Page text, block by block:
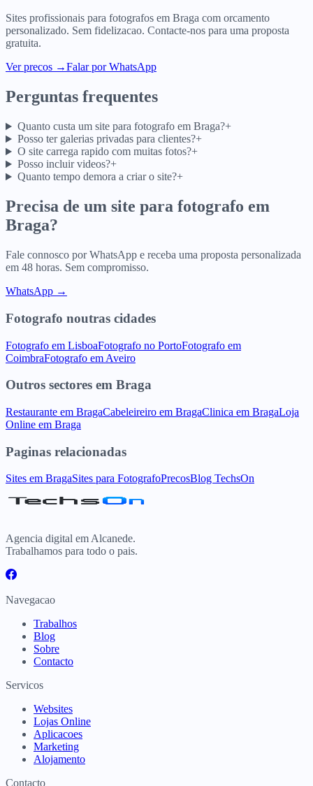
Sites profissionais para fotografos em Braga com orcamento
personalizado. Sem fidelizacao. Contacte-nos para uma proposta
gratuita.
Ver precos →Falar por WhatsApp
Perguntas frequentes
Quanto custa um site para fotografo em Braga?+
Posso ter galerias privadas para clientes?+
O site carrega rapido com muitas fotos?+
Posso incluir videos?+
Quanto tempo demora a criar o site?+
Precisa de um site para fotografo em
Braga?
Fale connosco por WhatsApp e receba uma proposta personalizada
em 48 horas. Sem compromisso.
WhatsApp →
Fotografo noutras cidades
Fotografo em LisboaFotografo no PortoFotografo em
CoimbraFotografo em Aveiro
Outros sectores em Braga
Restaurante em BragaCabeleireiro em BragaClinica em BragaLoja
Online em Braga
Paginas relacionadas
Sites em BragaSites para FotografoPrecosBlog TechsOn
Agencia digital em Alcanede.
Trabalhamos para todo o pais.
Navegacao
Trabalhos
Blog
Sobre
Contacto
Servicos
Websites
Lojas Online
Aplicacoes
Marketing
Alojamento
Contacto